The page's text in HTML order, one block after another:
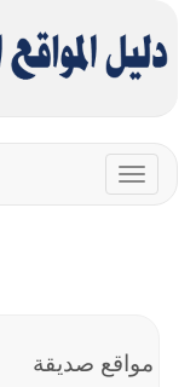
Toggle
navigation
مواقع صديقة